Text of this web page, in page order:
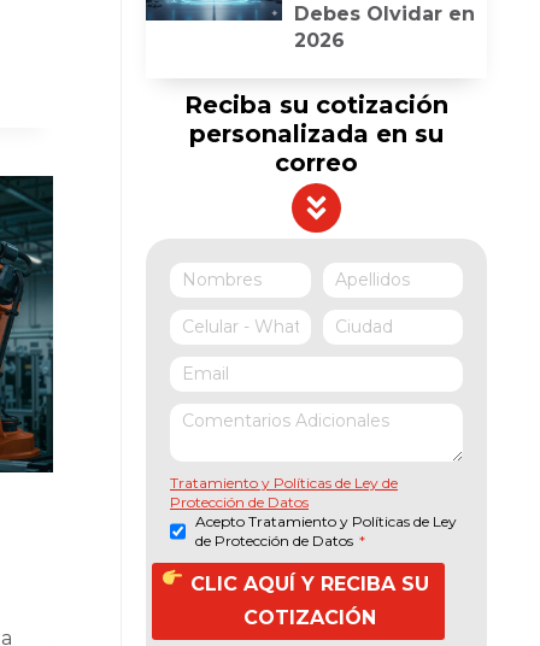
Debes Olvidar en
2026
Reciba su cotización
personalizada en su
correo
Tratamiento y Políticas de Ley de
Protección de Datos
Acepto Tratamiento y Políticas de Ley
de Protección de Datos *
CLIC AQUÍ Y RECIBA SU
COTIZACIÓN